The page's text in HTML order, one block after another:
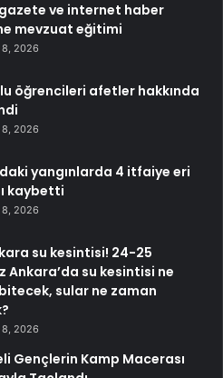
gazete ve internet haber
mevzuat eğitimi
2026
öğrencileri afetler hakkında
2026
yangınlarda 4 itfaiye eri
kaybetti
2026
su kesintisi! 24-25
Ankara’da su kesintisi ne
sular ne zaman
2026
Gençlerin Kamp Macerası